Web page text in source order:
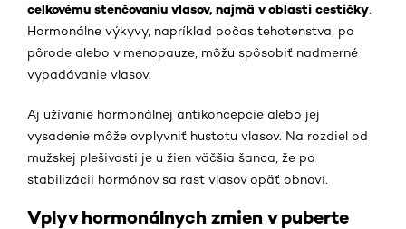
celkovému stenčovaniu vlasov, najmä v oblasti cestičky.
Hormonálne výkyvy, napríklad počas tehotenstva, po
pôrode alebo v menopauze, môžu spôsobiť nadmerné
vypadávanie vlasov.
Aj užívanie hormonálnej antikoncepcie alebo jej
vysadenie môže ovplyvniť hustotu vlasov. Na rozdiel od
mužskej plešivosti je u žien väčšia šanca, že po
stabilizácii hormónov sa rast vlasov opäť obnoví.
Vplyv hormonálnych zmien v puberte